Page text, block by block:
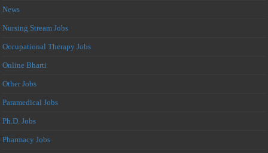
News
Nursing Stream Jobs
Occupational Therapy Jobs
Online Bharti
Other Jobs
Paramedical Jobs
Ph.D. Jobs
Pharmacy Jobs